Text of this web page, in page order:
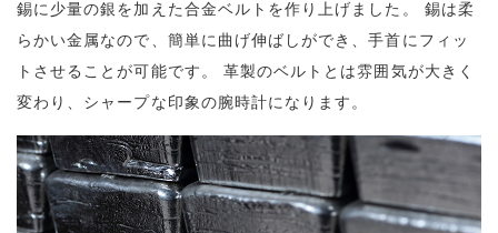
錫に少量の銀を加えた合金ベルトを作り上げました。
錫は柔
らかい金属なので、簡単に曲げ伸ばしができ、手首にフィッ
トさせることが可能です。
革製のベルトとは雰囲気が大きく
変わり、シャープな印象の腕時計になります。